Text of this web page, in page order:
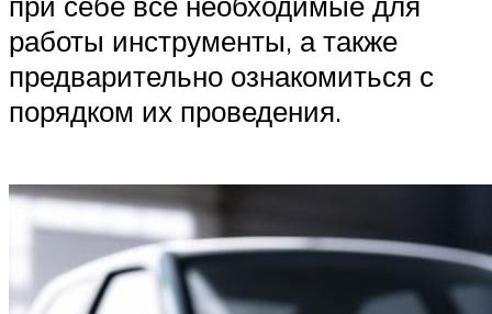
работы инструменты, а также
предварительно ознакомиться с
порядком их проведения.